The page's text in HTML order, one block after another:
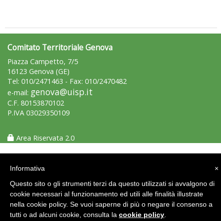
Luglio 2026: "Pensando con i piedi, si possono fare le
rivoluzioni"
Comitato Territoriale Genova
Piazza Campetto, 7/5
16123 Genova (GE)
Tel: 010/2471463 - Fax: 010/2470482
e-mail: genova@uisp.it
C.F. 80153870102
P.IVA 03029350109
Area Riservata 2.0
×
Informativa
Questo sito o gli strumenti terzi da questo utilizzati si avvalgono di
cookie necessari al funzionamento ed utili alle finalità illustrate
nella cookie policy. Se vuoi saperne di più o negare il consenso a
tutti o ad alcuni cookie, consulta la cookie policy